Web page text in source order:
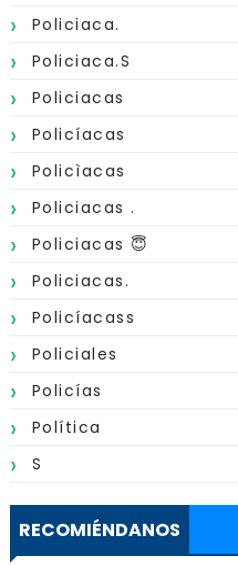
Policiaca.
Policiaca.s
Policiacas
Policíacas
Policìacas
Policiacas .
Policiacas 😇
Policiacas.
Policíacass
Policiales
Policías
Política
S
RECOMIÉNDANOS